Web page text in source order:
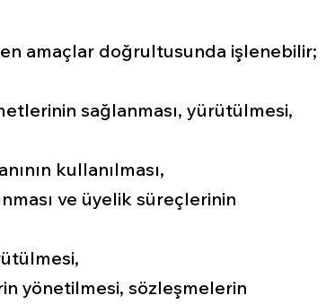
amaçlar doğrultusunda işlenebilir;
sağlanması, yürütülmesi,
kullanılması,
ve üyelik süreçlerinin
yönetilmesi, sözleşmelerin